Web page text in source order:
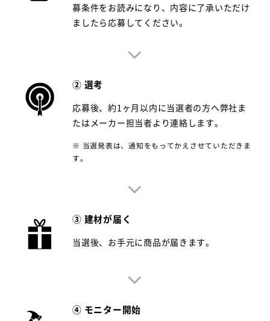
募条件をお読みになり、内容に了承いただけ
ましたら応募してください。
② 選考
応募後、約1ヶ月以内に当選者の方へ弊社ま
たはメーカー担当者より連絡します。
※ 当選発表は、通知をもってかえさせていただきま
す。
③ 建材が届く
当選後、お手元に商品が届きます。
④ モニター開始